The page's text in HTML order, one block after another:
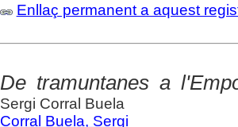
Enllaç permanent a aquest
De tramuntanes a
Sergi Corral Buela
Corral Buela, Sergi